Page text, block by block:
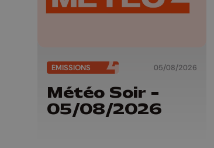
ÉMISSIONS 05/08/2026
Météo Soir -
05/08/2026